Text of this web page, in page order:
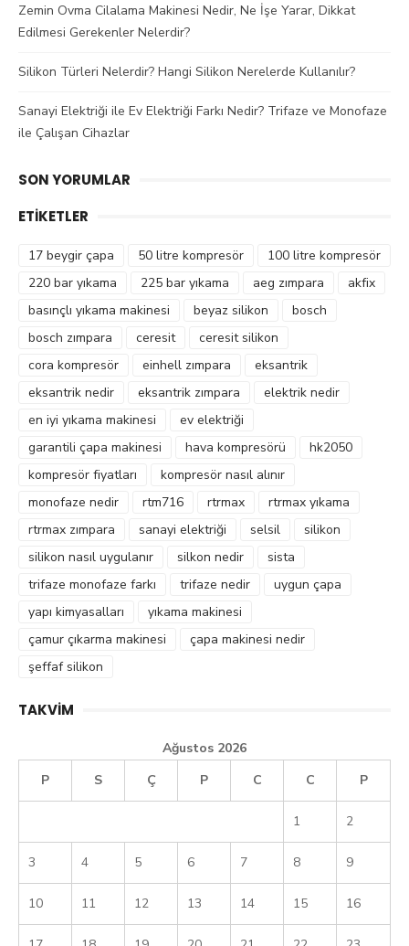
Zemin Ovma Cilalama Makinesi Nedir, Ne İşe Yarar, Dikkat
Edilmesi Gerekenler Nelerdir?
Silikon Türleri Nelerdir? Hangi Silikon Nerelerde Kullanılır?
Sanayi Elektriği ile Ev Elektriği Farkı Nedir? Trifaze ve Monofaze
ile Çalışan Cihazlar
SON YORUMLAR
ETIKETLER
17 beygir çapa 50 litre kompresör
100 litre kompresör
220 bar yıkama
225 bar yıkama aeg zımpara
akfix
basınçlı yıkama makinesi
beyaz silikon
bosch
bosch zımpara
ceresit
ceresit silikon
cora kompresör
einhell zımpara
eksantrik
eksantrik nedir
eksantrik zımpara
elektrik nedir
en iyi yıkama makinesi
ev elektriği
garantili çapa makinesi
hava kompresörü
hk2050
kompresör fiyatları
kompresör nasıl alınır
monofaze nedir
rtm716 rtrmax
rtrmax yıkama
rtrmax zımpara
sanayi elektriği selsil
silikon
silikon nasıl uygulanır
silkon nedir
sista
trifaze monofaze farkı
trifaze nedir
uygun çapa
yapı kimyasalları
yıkama makinesi
çamur çıkarma makinesi
çapa makinesi nedir
şeffaf silikon
TAKVIM
Ağustos 2026
P
S Ç P C C P
1 2
3 4 5 6 7 8 9
10 11 12 13 14 15 16